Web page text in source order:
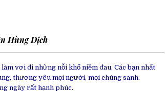
Hùng Dịch
vơi đi những nỗi khổ niềm đau. Các bạn nhất
thương yêu mọi người, mọi chúng sanh.
ngày rất hạnh phúc.